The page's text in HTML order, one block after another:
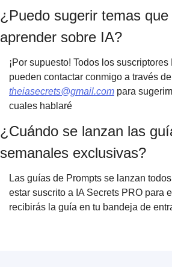
¿Puedo sugerir temas que
aprender sobre IA?
¡Por supuesto! Todos los
pueden contactar conmigo a través de
theiasecrets@gmail.com para
cuales hablaré
¿Cuándo se lanzan las
semanales exclusivas?
Las guías de Prompts se lanzan
estar suscrito a IA Secrets PRO para
recibirás la guía en tu bandeja de